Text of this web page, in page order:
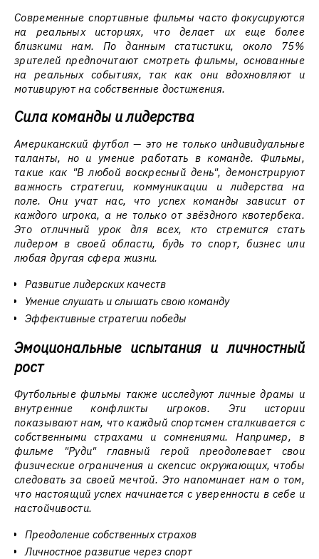
Современные спортивные фильмы часто фокусируются
на реальных историях, что делает их еще более
близкими нам. По данным статистики, около 75%
зрителей предпочитают смотреть фильмы, основанные
на реальных событиях, так как они вдохновляют и
мотивируют на собственные достижения.
Сила команды и лидерства
Американский футбол — это не только индивидуальные
таланты, но и умение работать в команде. Фильмы,
такие как "В любой воскресный день", демонстрируют
важность стратегии, коммуникации и лидерства на
поле. Они учат нас, что успех команды зависит от
каждого игрока, а не только от звёздного квотербека.
Это отличный урок для всех, кто стремится стать
лидером в своей области, будь то спорт, бизнес или
любая другая сфера жизни.
Развитие лидерских качеств
Умение слушать и слышать свою команду
Эффективные стратегии победы
Эмоциональные испытания и личностный
рост
Футбольные фильмы также исследуют личные драмы и
внутренние конфликты игроков. Эти истории
показывают нам, что каждый спортсмен сталкивается с
собственными страхами и сомнениями. Например, в
фильме "Руди" главный герой преодолевает свои
физические ограничения и скепсис окружающих, чтобы
следовать за своей мечтой. Это напоминает нам о том,
что настоящий успех начинается с уверенности в себе и
настойчивости.
Преодоление собственных страхов
Личностное развитие через спорт